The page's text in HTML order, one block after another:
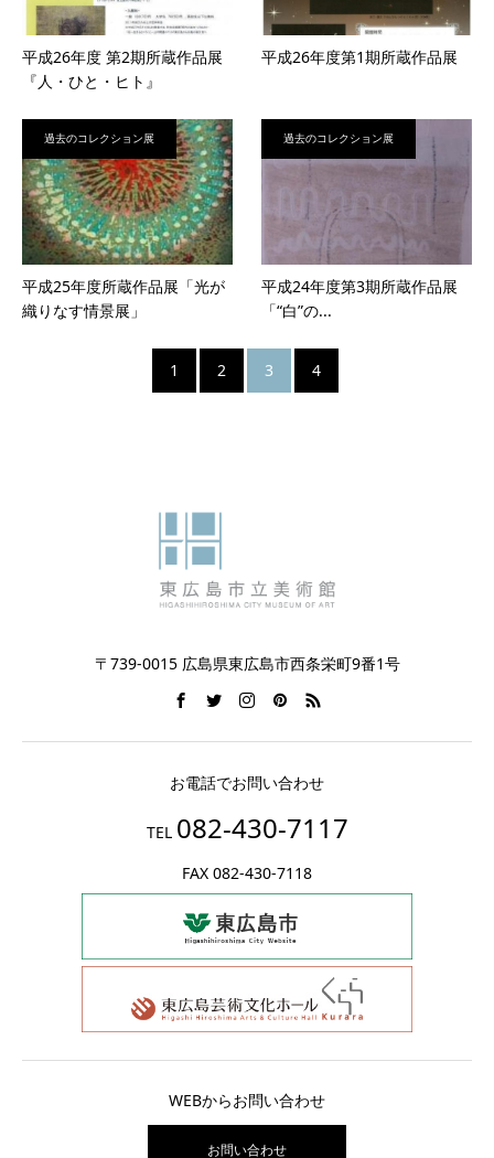
平成26年度 第2期所蔵作品展
『人・ひと・ヒト』
平成26年度第1期所蔵作品展
過去のコレクション展
平成25年度所蔵作品展「光が
織りなす情景展」
過去のコレクション展
平成24年度第3期所蔵作品展
「“白”の...
1 2 3 4
〒739-0015 広島県東広島市西条栄町9番1号
お電話でお問い合わせ
TEL 082-430-7117
FAX 082-430-7118
WEBからお問い合わせ
お問い合わせ